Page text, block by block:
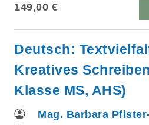
149,00 €
Deutsch:
Kreatives
Klasse MS, AHS)
Mag. Barbara